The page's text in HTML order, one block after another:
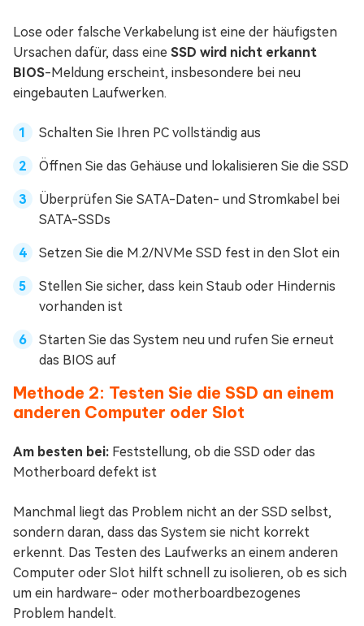
Lose oder falsche Verkabelung ist eine der häufigsten
Ursachen dafür, dass eine SSD wird nicht erkannt
BIOS-Meldung erscheint, insbesondere bei neu
eingebauten Laufwerken.
Schalten Sie Ihren PC vollständig aus
Öffnen Sie das Gehäuse und lokalisieren Sie die SSD
Überprüfen Sie SATA-Daten- und Stromkabel bei
SATA-SSDs
Setzen Sie die M.2/NVMe SSD fest in den Slot ein
Stellen Sie sicher, dass kein Staub oder Hindernis
vorhanden ist
Starten Sie das System neu und rufen Sie erneut
das BIOS auf
Methode 2: Testen Sie die SSD an einem
anderen Computer oder Slot
Am besten bei: Feststellung, ob die SSD oder das
Motherboard defekt ist
Manchmal liegt das Problem nicht an der SSD selbst,
sondern daran, dass das System sie nicht korrekt
erkennt. Das Testen des Laufwerks an einem anderen
Computer oder Slot hilft schnell zu isolieren, ob es sich
um ein hardware- oder motherboardbezogenes
Problem handelt.